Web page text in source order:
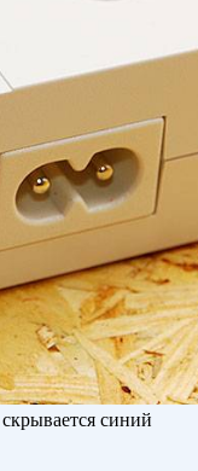
синий